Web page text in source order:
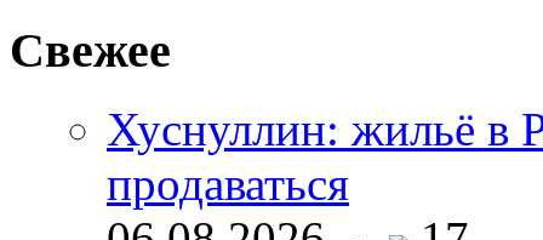
Свежее
Хуснуллин: жильё в
продаваться